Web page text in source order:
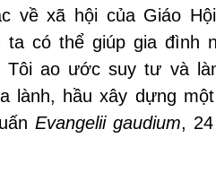
về xã hội của Giáo
có thể giúp gia đình
Tôi ao ước suy tư và
lành, hầu xây dựng
Evangelii gaudium,